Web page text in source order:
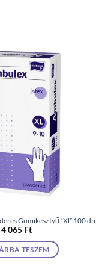
Gumikesztyű “Xl” 100 db
4 065 Ft
TESZEM